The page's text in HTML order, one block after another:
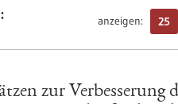
anzeigen: 25
zur Verbesserung